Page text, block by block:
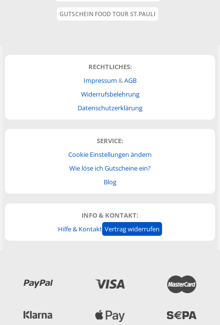
GUTSCHEIN FOOD TOUR ST.PAULI
RECHTLICHES:
Impressum &AGB
Widerrufsbelehrung
Datenschutzerklärung
SERVICE:
Cookie Einstellungen ändern
Wie löse ich Gutscheine ein?
Blog
INFO & KONTAKT:
Hilfe & Kontakt Vertrag widerrufen